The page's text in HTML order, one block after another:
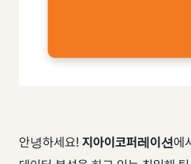
안녕하세요! 지아이코퍼레이션에